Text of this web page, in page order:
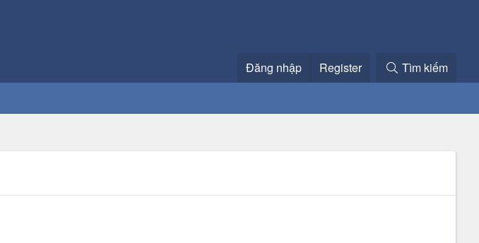
Đăng nhập Register Tìm kiếm